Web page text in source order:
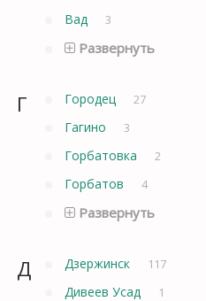
Вад 3
Развернуть
Г Городец 27
Гагино 3
Горбатовка 2
Горбатов 4
Развернуть
Д Дзержинск 117
Дивеев Усад 1